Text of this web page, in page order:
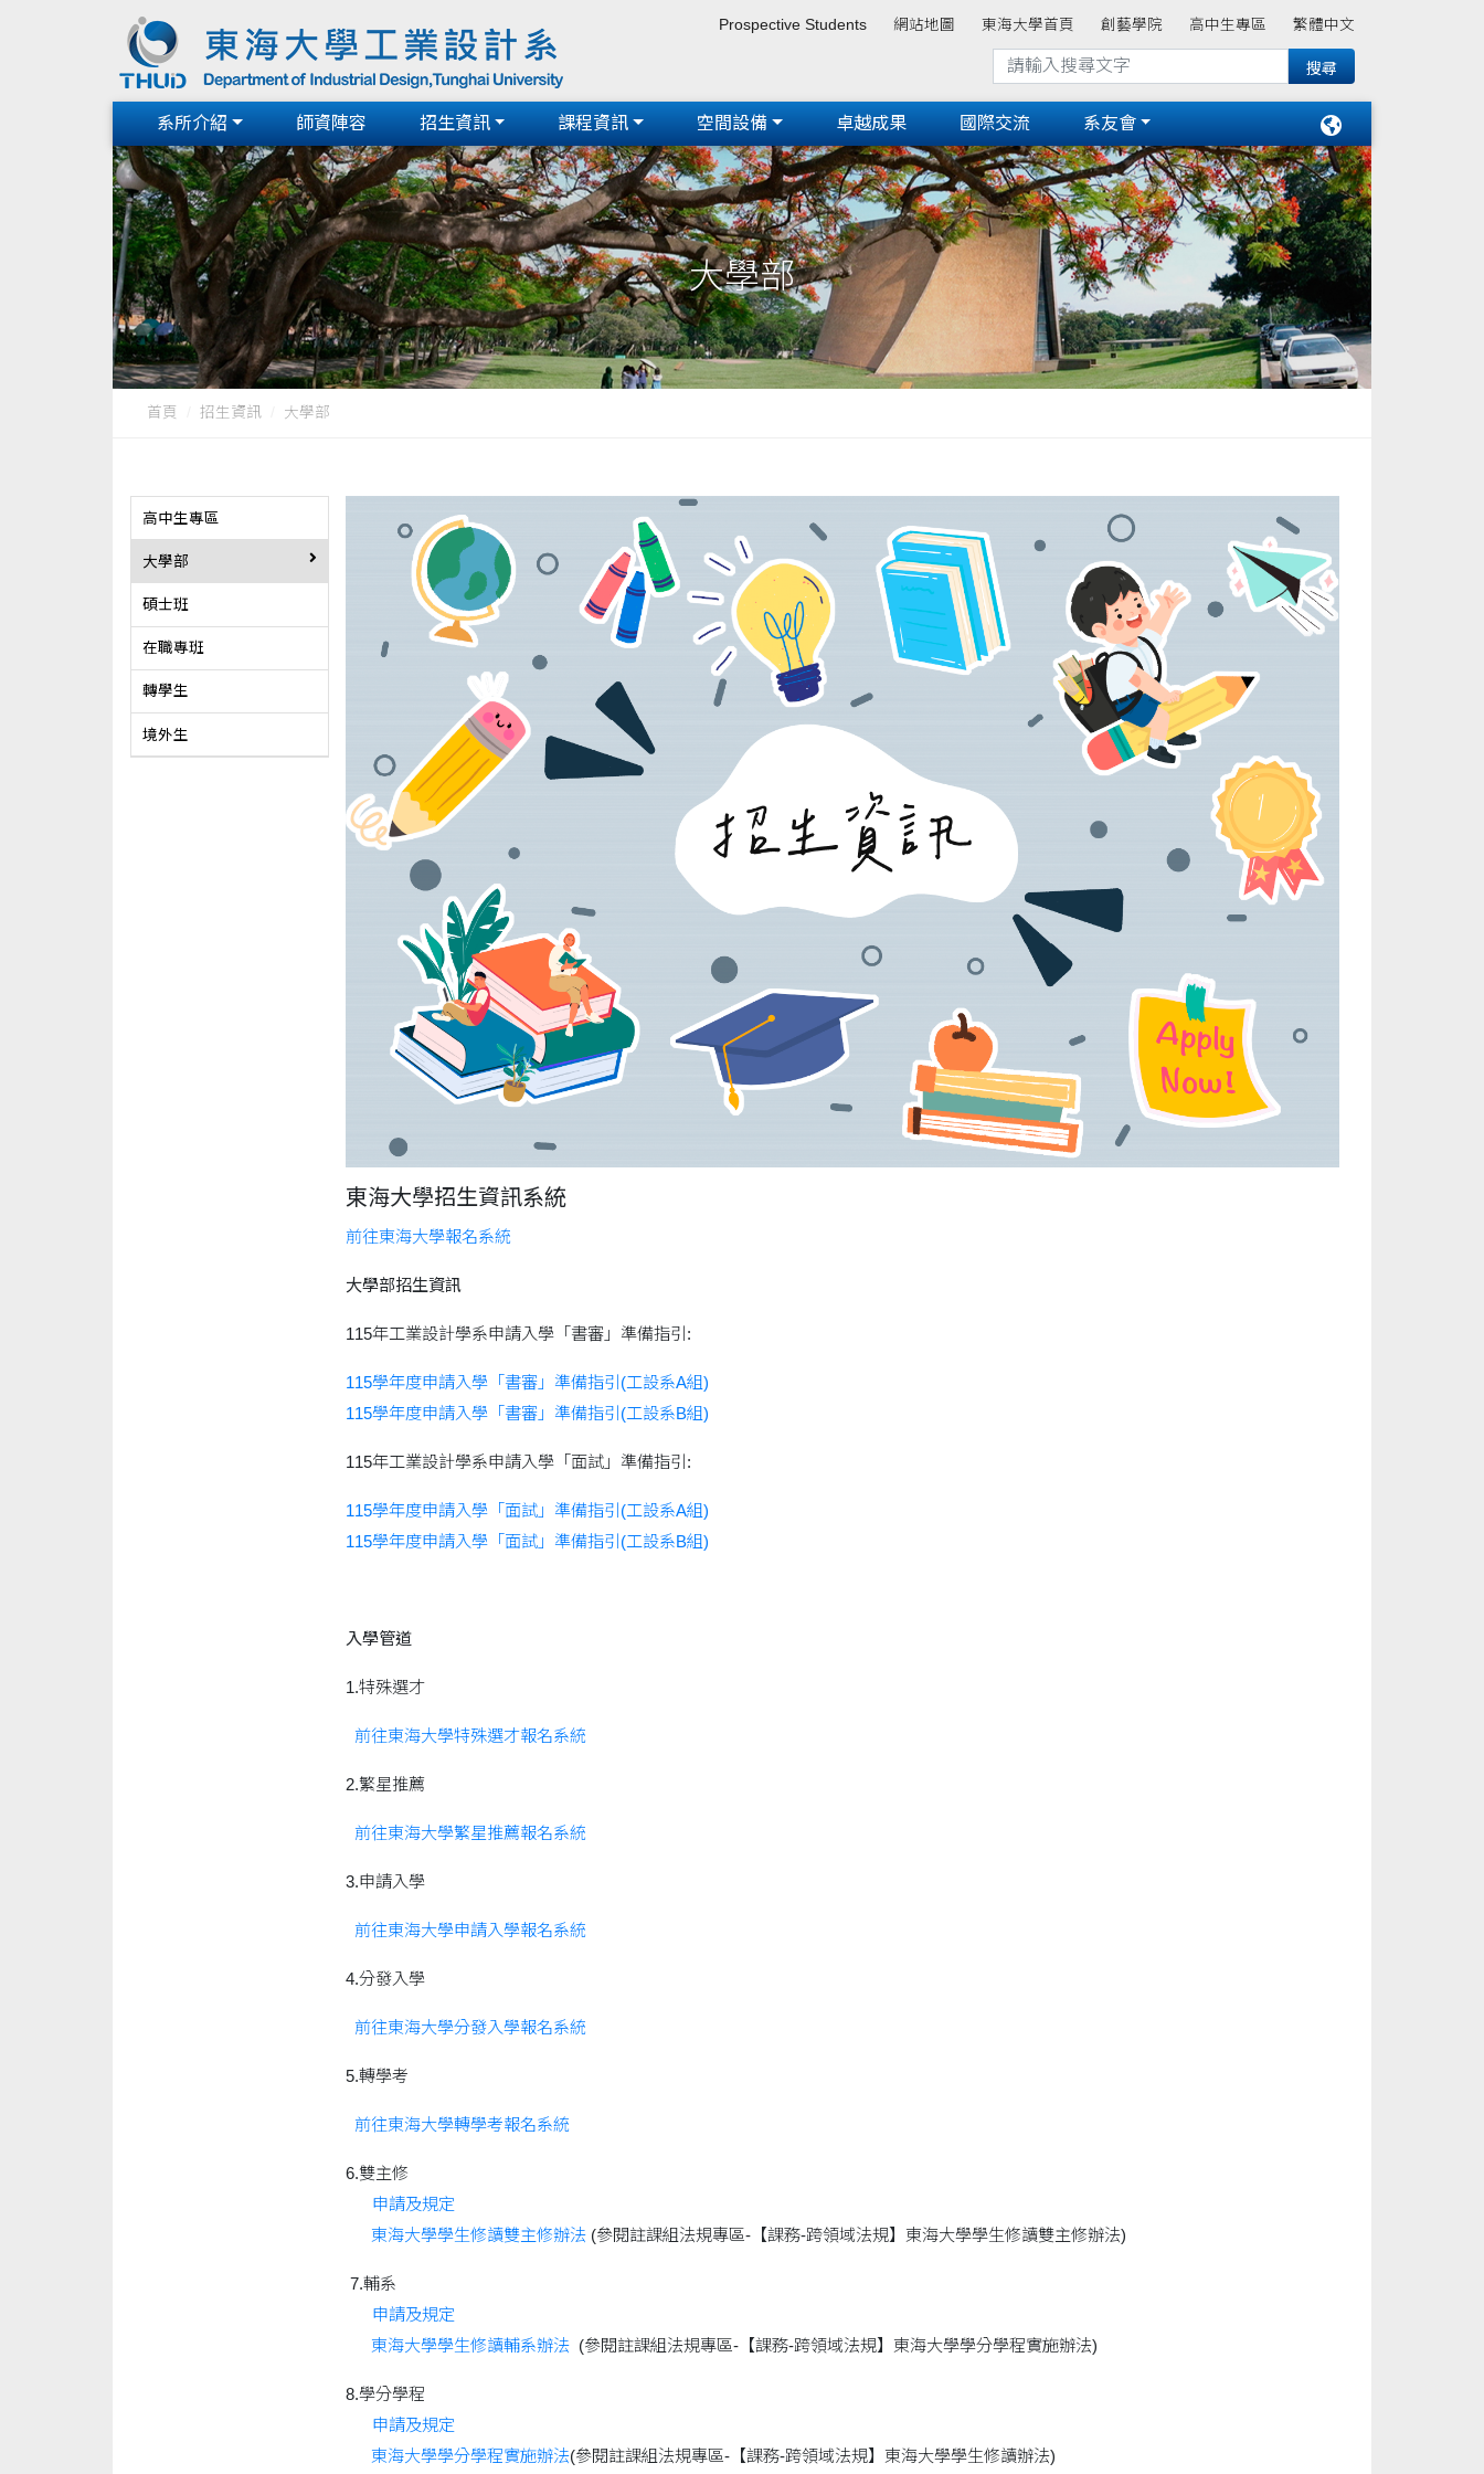
Prospective Students 網站地圖 東海大學首頁 創藝學院 高中生專區 繁體中文
系所介紹 師資陣容 招生資訊 課程資訊 空間設備 卓越成果 國際交流 系友會
大學部
首頁 招生資訊 大學部
高中生專區
大學部
碩士班
在職專班
轉學生
境外生
東海大學招生資訊系統
前往東海大學報名系統
大學部招生資訊
115年工業設計學系申請入學「書審」準備指引:
115學年度申請入學「書審」準備指引(工設系A組)
115學年度申請入學「書審」準備指引(工設系B組)
115年工業設計學系申請入學「面試」準備指引:
115學年度申請入學「面試」準備指引(工設系A組)
115學年度申請入學「面試」準備指引(工設系B組)
入學管道
1.特殊選才
前往東海大學特殊選才報名系統
2.繁星推薦
前往東海大學繁星推薦報名系統
3.申請入學
前往東海大學申請入學報名系統
4.分發入學
前往東海大學分發入學報名系統
5.轉學考
前往東海大學轉學考報名系統
6.雙主修
申請及規定
東海大學學生修讀雙主修辦法 (參閱註課組法規專區-【課務-跨領域法規】東海大學學生修讀雙主修辦法)
7.輔系
申請及規定
東海大學學生修讀輔系辦法 (參閱註課組法規專區-【課務-跨領域法規】東海大學學分學程實施辦法)
8.學分學程
申請及規定
東海大學學分學程實施辦法(參閱註課組法規專區-【課務-跨領域法規】東海大學學生修讀辦法)